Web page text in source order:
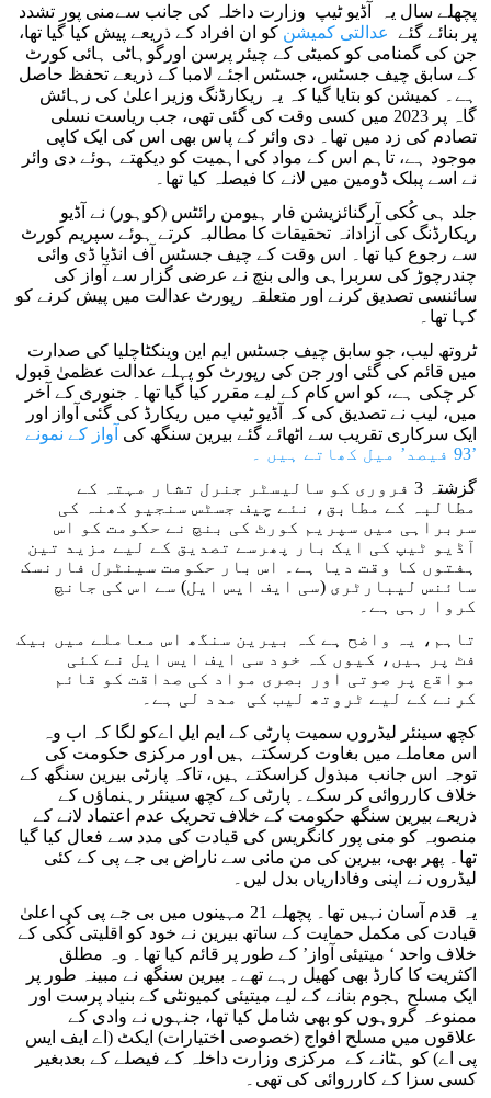
پچھلے سال یہ آڈیو ٹیپ وزارت داخلہ کی جانب سےمنی پور تشدد
پر بنائے گئے عدالتی کمیشن کو ان افراد کے ذریعے پیش کیا گیا تھا،
جن کی گمنامی کو کمیٹی کے چیئر پرسن اورگوہاٹی ہائی کورٹ
کے سابق چیف جسٹس، جسٹس اجئے لامبا کے ذریعے تحفظ حاصل
ہے۔ کمیشن کو بتایا گیا کہ یہ ریکارڈنگ وزیر اعلیٰ کی رہائش
گاہ پر 2023 میں کسی وقت کی گئی تھی، جب ریاست نسلی
تصادم کی زد میں تھا۔ دی وائر کے پاس بھی اس کی ایک کاپی
موجود ہے، تاہم اس کے مواد کی اہمیت کو دیکھتے ہوئے دی وائر
نے اسے پبلک ڈومین میں لانے کا فیصلہ کیا تھا۔
جلد ہی کُکی آرگنائزیشن فار ہیومن رائٹس (کوہور) نے آڈیو
ریکارڈنگ کی آزادانہ تحقیقات کا مطالبہ کرتے ہوئے سپریم کورٹ
سے رجوع کیا تھا۔ اس وقت کے چیف جسٹس آف انڈیا ڈی وائی
چندرچوڑ کی سربراہی والی بنچ نے عرضی گزار سے آواز کی
سائنسی تصدیق کرنے اور متعلقہ رپورٹ عدالت میں پیش کرنے کو
کہا تھا۔
ٹروتھ لیب، جو سابق چیف جسٹس ایم این وینکٹاچلیا کی صدارت
میں قائم کی گئی اور جن کی رپورٹ کو پہلے عدالت عظمیٰ قبول
کر چکی ہے، کو اس کام کے لیے مقرر کیا گیا تھا۔ جنوری کے آخر
میں، لیب نے تصدیق کی کہ آڈیو ٹیپ میں ریکارڈ کی گئی آواز اور
ایک سرکاری تقریب سے اٹھائے گئے بیرین سنگھ کی آواز کے نمونے
’93 فیصد’ میل کھاتے ہیں ۔
گزشتہ 3 فروری کو سالیسٹر جنرل تشار مہتہ کے
مطالبہ کے مطابق، نئے چیف جسٹس سنجیو کھنہ کی
سربراہی میں سپریم کورٹ کی بنچ نے حکومت کو اس
آڈیو ٹیپ کی ایک بار پھرسے تصدیق کے لیے مزید تین
ہفتوں کا وقت دیا ہے۔ اس بار حکومت سینٹرل فارنسک
سائنس لیبارٹری (سی ایف ایس ایل) سے اس کی جانچ
کروا رہی ہے۔
تاہم، یہ واضح ہے کہ بیرین سنگھ اس معاملے میں بیک
فٹ پر ہیں، کیوں کہ خود سی ایف ایس ایل نے کئی
مواقع پر صوتی اور بصری مواد کی صداقت کو قائم
کرنے کے لیے ٹروتھ لیب کی مدد لی ہے۔
اس معاملے میں بغاوت کرسکتے ہیں اور مرکزی حکومت کی
توجہ اس جانب مبذول کراسکتے ہیں، تاکہ پارٹی بیرین سنگھ کے
خلاف کارروائی کر سکے۔ پارٹی کے کچھ سینئر رہنماؤں کے
ذریعے بیرین سنگھ حکومت کے خلاف تحریک عدم اعتماد لانے کے
منصوبہ کو منی پور کانگریس کی قیادت کی مدد سے فعال کیا گیا
تھا۔ پھر بھی، بیرین کی من مانی سے ناراض بی جے پی کے کئی
لیڈروں نے اپنی وفاداریاں بدل لیں۔
یہ قدم آسان نہیں تھا۔ پچھلے 21 مہینوں میں بی جے پی کی اعلیٰ
قیادت کی مکمل حمایت کے ساتھ بیرین نے خود کو اقلیتی کُکی کے
خلاف واحد ‘ میتیئی آواز’ کے طور پر قائم کیا تھا۔ وہ مطلق
اکثریت کا کارڈ بھی کھیل رہے تھے۔ بیرین سنگھ نے مبینہ طور پر
ایک مسلح ہجوم بنانے کے لیے میتیئی کمیونٹی کے بنیاد پرست اور
ممنوعہ گروہوں کو بھی شامل کیا تھا، جنہوں نے وادی کے
علاقوں میں مسلح افواج (خصوصی اختیارات) ایکٹ (اے ایف ایس
پی اے) کو ہٹانے کے مرکزی وزارت داخلہ کے فیصلے کے بعدبغیر
کسی سزا کے کارروائی کی تھی۔